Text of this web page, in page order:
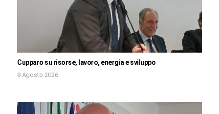
Cupparo su risorse, lavoro, energia e sviluppo
8 Agosto 2026